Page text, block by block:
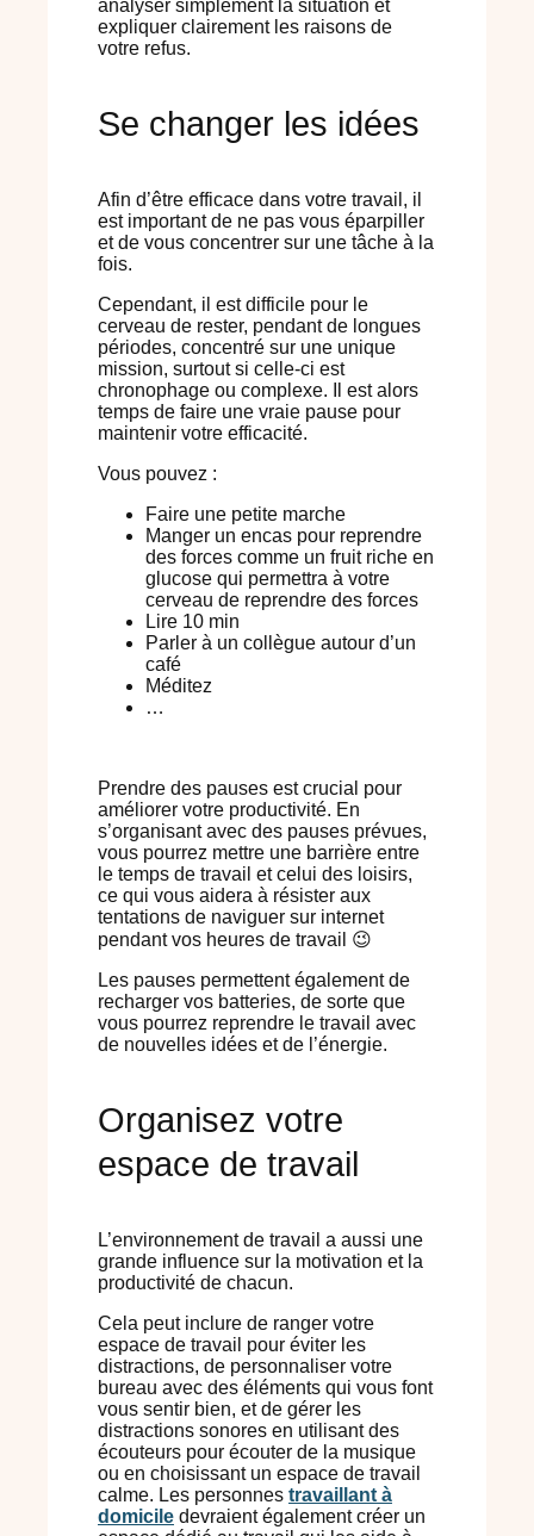
analyser simplement la situation et
expliquer clairement les raisons de
votre refus.
Se changer les idées
Afin d’être efficace dans votre travail, il
est important de ne pas vous éparpiller
et de vous concentrer sur une tâche à la
fois.
Cependant, il est difficile pour le
cerveau de rester, pendant de longues
périodes, concentré sur une unique
mission, surtout si celle-ci est
chronophage ou complexe. Il est alors
temps de faire une vraie pause pour
maintenir votre efficacité.
Vous pouvez :
Faire une petite marche
Manger un encas pour reprendre
des forces comme un fruit riche en
glucose qui permettra à votre
cerveau de reprendre des forces
Lire 10 min
Parler à un collègue autour d’un
café
Méditez
…
Prendre des pauses est crucial pour
améliorer votre productivité. En
s’organisant avec des pauses prévues,
vous pourrez mettre une barrière entre
le temps de travail et celui des loisirs,
ce qui vous aidera à résister aux
tentations de naviguer sur internet
pendant vos heures de travail 😉
Les pauses permettent également de
recharger vos batteries, de sorte que
vous pourrez reprendre le travail avec
de nouvelles idées et de l’énergie.
Organisez votre
espace de travail
L’environnement de travail a aussi une
grande influence sur la motivation et la
productivité de chacun.
Cela peut inclure de ranger votre
espace de travail pour éviter les
distractions, de personnaliser votre
bureau avec des éléments qui vous font
vous sentir bien, et de gérer les
distractions sonores en utilisant des
écouteurs pour écouter de la musique
ou en choisissant un espace de travail
calme. Les personnes travaillant à
domicile devraient également créer un